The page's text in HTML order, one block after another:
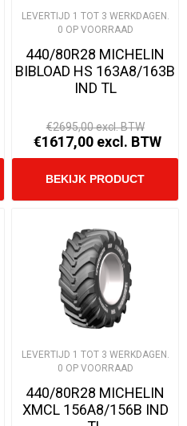
LEVERTIJD 1 TOT 3 WERKDAGEN.
0 OP VOORRAAD
440/80R28 MICHELIN
BIBLOAD HS 163A8/163B
IND TL
€2695,00 excl. BTW
€1617,00 excl. BTW
LEVERTIJD 1 TOT 3 WERKDAGEN.
0 OP VOORRAAD
440/80R28 MICHELIN
XMCL 156A8/156B IND